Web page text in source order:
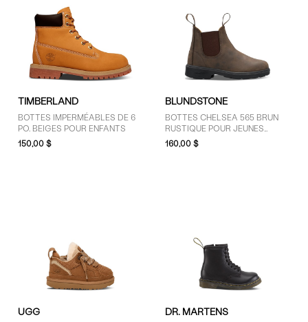
30 $ - 50 $ (3)
51 $ - 75 $ (15)
76 $ - 100 $ (10)
Plus de 125 $ (15)
TAILLE
4 (1)
Tout-petits 5 (7)
Tout-petits 6 (13)
Tout-petits 7 (17)
Tout-petits 8 (20)
Tout-petits 9 (20)
TIMBERLAND
BOTTES IMPERMÉABLES DE 6
PO. BEIGES POUR ENFANTS
150,00 $
BLUNDSTONE
BOTTES CHELSEA 565 BRUN
RUSTIQUE POUR JEUNES
ENFANTS
160,00 $
UGG DR. MARTENS